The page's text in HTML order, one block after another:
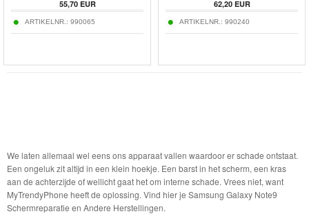
55,70 EUR
ARTIKELNR.: 990065
62,20 EUR
ARTIKELNR.: 990240
We laten allemaal wel eens ons apparaat vallen waardoor er schade ontstaat.
Een ongeluk zit altijd in een klein hoekje. Een barst in het scherm, een kras
aan de achterzijde of wellicht gaat het om interne schade. Vrees niet, want
MyTrendyPhone heeft de oplossing. Vind hier je Samsung Galaxy Note9
Schermreparatie en Andere Herstellingen.